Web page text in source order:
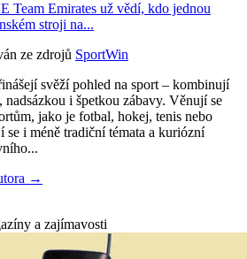
Team Emirates už vědí, kdo jednou
stroji na...
ze zdrojů SportWin
svěží pohled na sport – kombinují
i špetkou zábavy. Věnují se
jako je fotbal, hokej, tenis nebo
se i méně tradiční témata a kuriózní
→
a zajímavosti